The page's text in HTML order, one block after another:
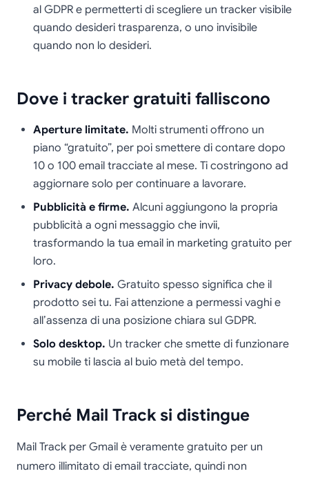
al GDPR e permetterti di scegliere un tracker visibile
quando desideri trasparenza, o uno invisibile
quando non lo desideri.
Dove i tracker gratuiti falliscono
Aperture limitate. Molti strumenti offrono un
piano “gratuito”, per poi smettere di contare dopo
10 o 100 email tracciate al mese. Ti costringono ad
aggiornare solo per continuare a lavorare.
Pubblicità e firme. Alcuni aggiungono la propria
pubblicità a ogni messaggio che invii,
trasformando la tua email in marketing gratuito per
loro.
Privacy debole. Gratuito spesso significa che il
prodotto sei tu. Fai attenzione a permessi vaghi e
all’assenza di una posizione chiara sul GDPR.
Solo desktop. Un tracker che smette di funzionare
su mobile ti lascia al buio metà del tempo.
Perché Mail Track si distingue
Mail Track per Gmail è veramente gratuito per un
numero illimitato di email tracciate, quindi non